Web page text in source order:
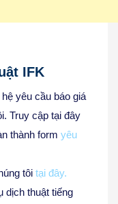
IFK
yêu cầu báo giá
Truy cập tại đây
thành form yêu
tôi tại đây.
dịch thuật tiếng